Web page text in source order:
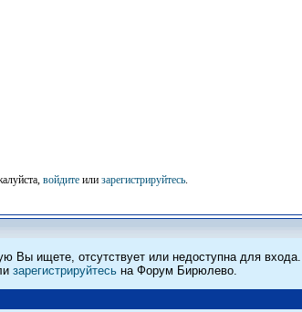
войдите или зарегистрируйтесь.
Вы ищете, отсутствует или недоступна для входа.
зарегистрируйтесь на Форум Бирюлево.